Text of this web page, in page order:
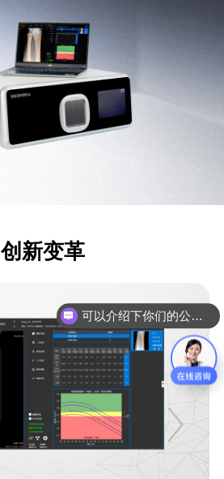
创新变革
可以介绍下你们的公司么？